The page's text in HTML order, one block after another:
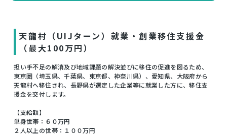
天龍村（UIJターン）就業・創業移住支援金
（最大100万円）
担い手不足の解消及び地域課題の解決並びに移住の促進を図るため、
東京圏（埼玉県、千葉県、東京都、神奈川県）、愛知県、大阪府から
天龍村へ移住され、長野県が選定した企業等に就業した方に、移住支
援金を交付します。
【支給額】
単身世帯：６０万円
２人以上の世帯：１００万円